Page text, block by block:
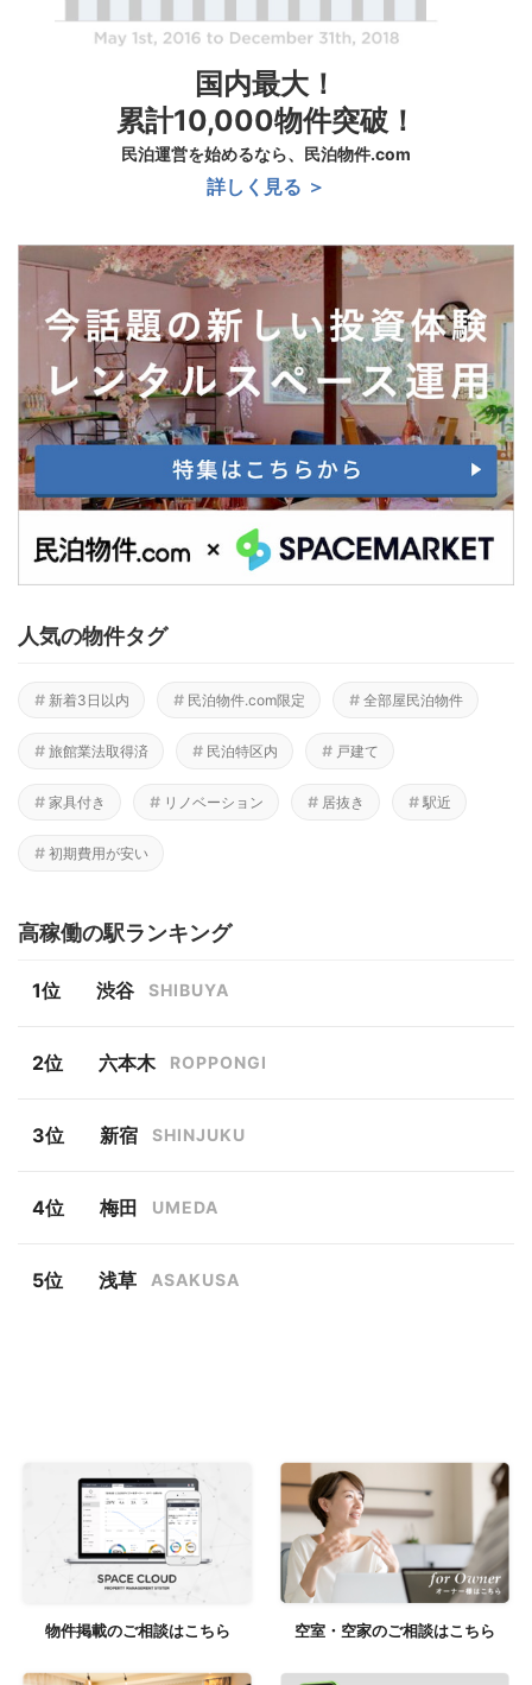
国内最大！
累計10,000物件突破！
民泊運営を始めるなら、民泊物件.com
詳しく見る ＞
人気の物件タグ
新着3日以内 民泊物件.com限定 全部屋民泊物件
旅館業法取得済 民泊特区内 戸建て
家具付き リノベーション 居抜き 駅近
初期費用が安い
高稼働の駅ランキング
渋谷 SHIBUYA
六本木 ROPPONGI
新宿 SHINJUKU
梅田 UMEDA
浅草 ASAKUSA
物件掲載のご相談はこちら 空室・空家のご相談はこちら